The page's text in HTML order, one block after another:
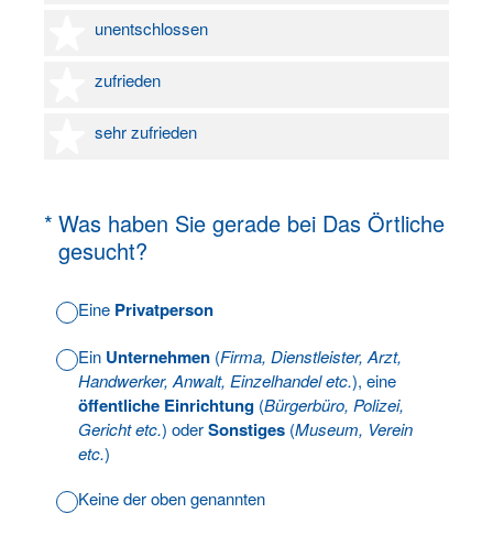
unentschlossen
3 Sterne
zufrieden
4 Sterne
sehr zufrieden
5 Sterne
* Was haben Sie gerade bei Das Örtliche
gesucht?
(Erforderlich.)
Eine Privatperson
Ein Unternehmen (Firma, Dienstleister, Arzt,
Handwerker, Anwalt, Einzelhandel etc.), eine
öffentliche Einrichtung (Bürgerbüro, Polizei,
Gericht etc.) oderSonstiges (Museum, Verein
etc.)
Keine der oben genannten